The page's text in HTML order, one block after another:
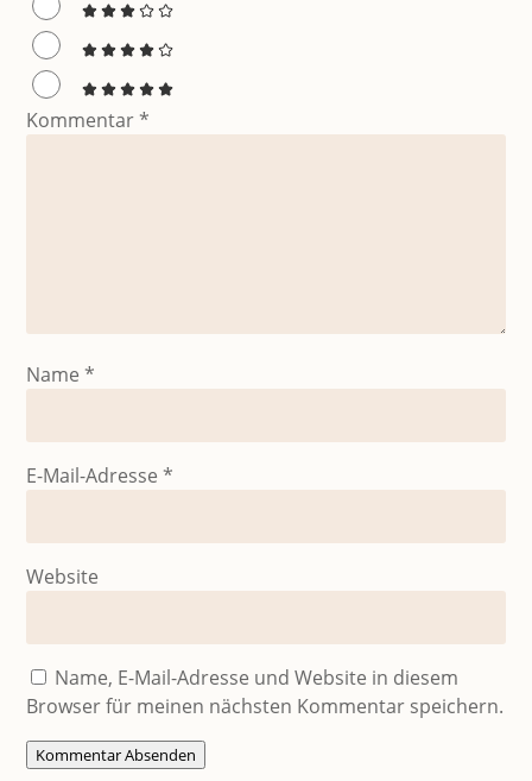
Kommentar*
Name*
E-Mail-Adresse*
Website
Name, E-Mail-Adresse und Website in diesem
Browser für meinen nächsten Kommentar speichern.
Kommentar Absenden